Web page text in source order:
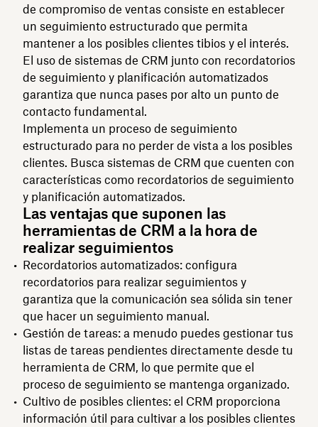
de compromiso de ventas consiste en establecer
un seguimiento estructurado que permita
mantener a los posibles clientes tibios y el interés.
El uso de sistemas de CRM junto con recordatorios
de seguimiento y planificación automatizados
garantiza que nunca pases por alto un punto de
contacto fundamental.
Implementa un proceso de seguimiento
estructurado para no perder de vista a los posibles
clientes. Busca sistemas de CRM que cuenten con
características como recordatorios de seguimiento
y planificación automatizados.
Las ventajas que suponen las
herramientas de CRM a la hora de
realizar seguimientos
Recordatorios automatizados: configura
recordatorios para realizar seguimientos y
garantiza que la comunicación sea sólida sin tener
que hacer un seguimiento manual.
Gestión de tareas: a menudo puedes gestionar tus
listas de tareas pendientes directamente desde tu
herramienta de CRM, lo que permite que el
proceso de seguimiento se mantenga organizado.
Cultivo de posibles clientes: el CRM proporciona
información útil para cultivar a los posibles clientes